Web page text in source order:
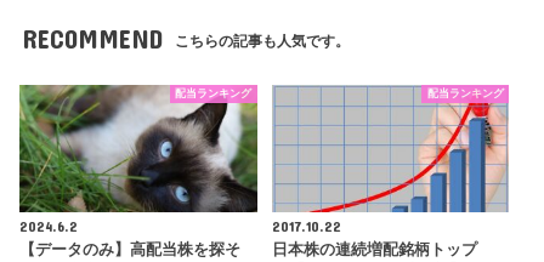
RECOMMEND こちらの記事も人気です。
配当ランキング
2024.6.2
【データのみ】高配当株を探そ
配当ランキング
2017.10.22
日本株の連続増配銘柄トップ